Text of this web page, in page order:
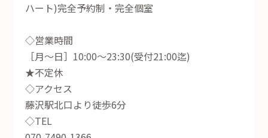
ハート)完全予約制・完全個室
◇営業時間
［月～日］10:00～23:30(受付21:00迄)
★不定休
◇アクセス
藤沢駅北口より徒歩6分
◇TEL